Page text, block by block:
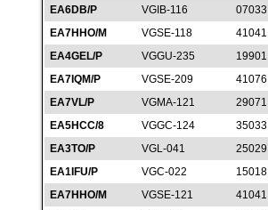
EA6DB/P
VGIB-116 07033
EA7HHO/M
VGSE-118 41041
EA4GEL/P
VGGU-235 19901
EA7IQM/P
VGSE-209 41076
EA7VL/P
VGMA-121 29071
EA5HCC/8
VGGC-124 35033
EA3TO/P
VGL-041 25029
EA1IFU/P
VGC-022 15018
EA7HHO/M
VGSE-121 41041